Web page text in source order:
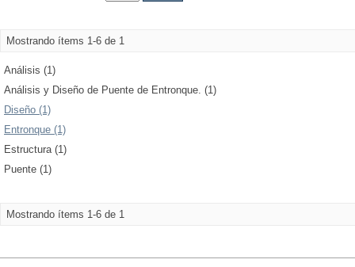
Mostrando ítems 1-6 de 1
Análisis (1)
Análisis y Diseño de Puente de Entronque. (1)
Diseño (1)
Entronque (1)
Estructura (1)
Puente (1)
Mostrando ítems 1-6 de 1